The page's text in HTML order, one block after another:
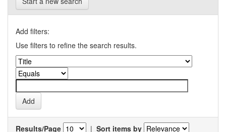
Add filters:
Use filters to refine the search results.
Results/Page | Sort items by